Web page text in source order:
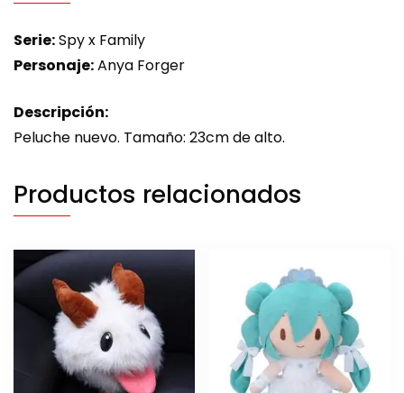
Serie:Spy x Family
Personaje:Anya Forger
Descripción:
Peluche nuevo. Tamaño: 23cm de alto.
Productos relacionados